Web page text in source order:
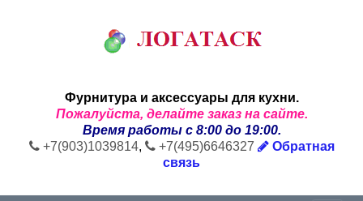
Фурнитура и аксессуары для кухни.
Пожалуйста, делайте заказ на сайте.
Время работы с 8:00 до 19:00.
+7(903)1039814, +7(495)6646327
Обратная
связь